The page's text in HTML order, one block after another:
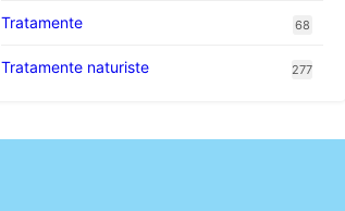
Tratamente 68
Tratamente naturiste 277